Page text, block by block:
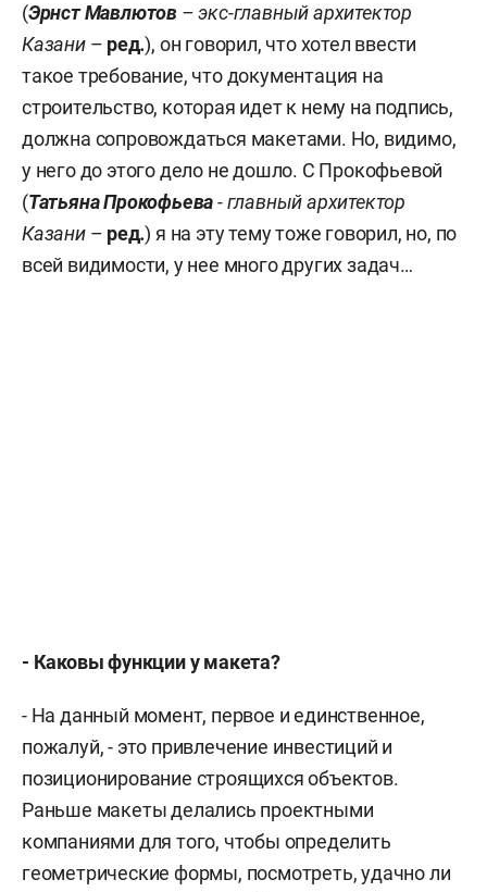
(Эрнст Мавлютов – экс-главный архитектор
Казани– ред.), он говорил, что хотел ввести
такое требование, что документация на
строительство, которая идет к нему на подпись,
должна сопровождаться макетами. Но, видимо,
у него до этого дело не дошло. С Прокофьевой
(Татьяна Прокофьева-главный архитектор
Казани– ред.) я на эту тему тоже говорил, но, по
всей видимости, у нее много других задач…
- Каковы функции у макета?
- На данный момент, первое и единственное,
пожалуй, - это привлечение инвестиций и
позиционирование строящихся объектов.
Раньше макеты делались проектными
компаниями для того, чтобы определить
геометрические формы, посмотреть, удачно ли